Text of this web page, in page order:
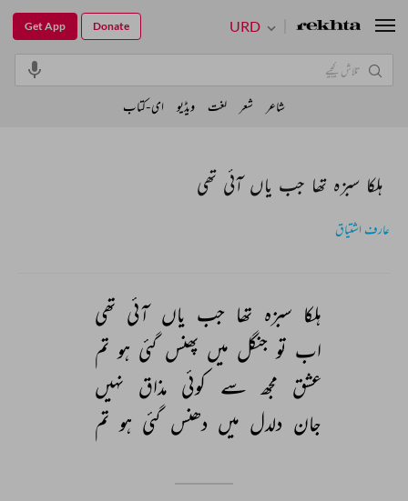
ہلکا سبزہ تھا جب یاں آئی تھی
عارف اشتیاق
ہلکا سبزہ تھا جب یاں آئی تھی
اب تو جنگل میں پھنس گئی ہو تم
عشق مجھ سے کوئی مذاق نہیں
جان دلدل میں دھنس گئی ہو تم
URD
Get App Donate
شاعر شعر لغت ویڈیو ای-کتاب